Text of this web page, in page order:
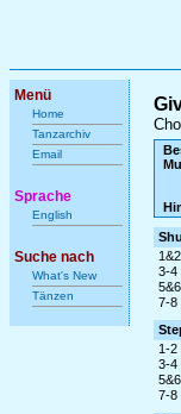
Menü
Home
Tanzarchiv
Email
Sprache
English
Suche nach
What's New
Tänzen
1&2
3-4
5&6
7-8
1-2
3-4
5&6
7-8